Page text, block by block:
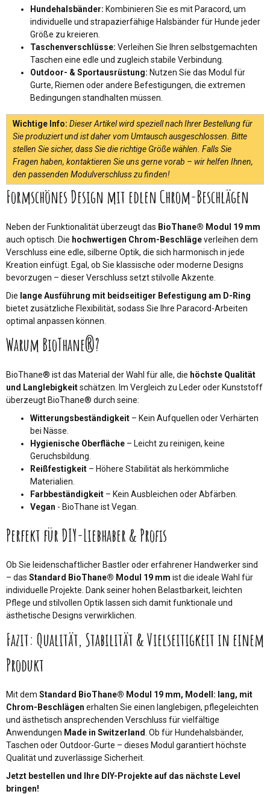
Hundehalsbänder: Kombinieren Sie es mit Paracord, um
individuelle und strapazierfähige Halsbänder für Hunde jeder
Größe zu kreieren.
Taschenverschlüsse: Verleihen Sie Ihren selbstgemachten
Taschen eine edle und zugleich stabile Verbindung.
Outdoor- & Sportausrüstung: Nutzen Sie das Modul für
Gurte, Riemen oder andere Befestigungen, die extremen
Bedingungen standhalten müssen.
Wichtige Info: Dieser Artikel wird speziell nach Ihrer Bestellung für
Sie produziert und ist daher vom Umtausch ausgeschlossen. Bitte
stellen Sie sicher, dass Sie die richtige Größe wählen. Falls Sie
Fragen haben, kontaktieren Sie uns gerne vorab – wir helfen Ihnen,
den passenden Modulverschluss zu finden!
Formschönes Design mit edlen Chrom-Beschlägen
Neben der Funktionalität überzeugt das BioThane® Modul 19 mm
auch optisch. Die hochwertigen Chrom-Beschlägeverleihen dem
Verschluss eine edle, silberne Optik, die sich harmonisch in jede
Kreation einfügt. Egal, ob Sie klassische oder moderne Designs
bevorzugen – dieser Verschluss setzt stilvolle Akzente.
Die lange Ausführung mit beidseitiger Befestigung am D-Ring
bietet zusätzliche Flexibilität, sodass Sie Ihre Paracord-Arbeiten
optimal anpassen können.
Warum BioThane®?
BioThane® ist das Material der Wahl für alle, die höchste Qualität
und Langlebigkeitschätzen. Im Vergleich zu Leder oder Kunststoff
überzeugt BioThane® durch seine:
Witterungsbeständigkeit – Kein Aufquellen oder Verhärten
bei Nässe.
Hygienische Oberfläche – Leicht zu reinigen, keine
Geruchsbildung.
Reißfestigkeit – Höhere Stabilität als herkömmliche
Materialien.
Farbbeständigkeit – Kein Ausbleichen oder Abfärben.
Vegan - BioThane ist Vegan.
Perfekt für DIY-Liebhaber & Profis
Ob Sie leidenschaftlicher Bastler oder erfahrener Handwerker sind
– das Standard BioThane® Modul 19 mm ist die ideale Wahl für
individuelle Projekte. Dank seiner hohen Belastbarkeit, leichten
Pflege und stilvollen Optik lassen sich damit funktionale und
ästhetische Designs verwirklichen.
Fazit: Qualität, Stabilität & Vielseitigkeit in einem
Produkt
Mit dem Standard BioThane® Modul 19 mm, Modell: lang, mit
Chrom-Beschlägen erhalten Sie einen langlebigen, pflegeleichten
und ästhetisch ansprechenden Verschluss für vielfältige
Anwendungen Made in Switzerland. Ob für Hundehalsbänder,
Taschen oder Outdoor-Gurte – dieses Modul garantiert höchste
Qualität und zuverlässige Sicherheit.
Jetzt bestellen und Ihre DIY-Projekte auf das nächste Level
bringen!